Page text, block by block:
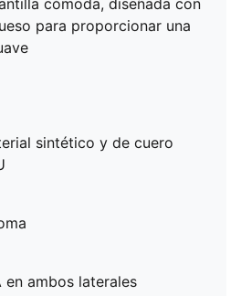
cómoda, diseñada con
para proporcionar una
sintético y de cuero
en ambos laterales